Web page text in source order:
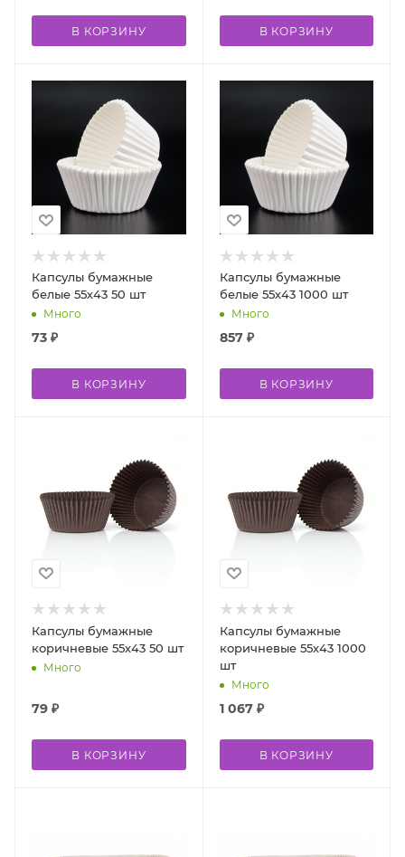
В КОРЗИНУ В КОРЗИНУ
Капсулы бумажные
белые 55х43 50 шт
Много
73 ₽
В КОРЗИНУ
Капсулы бумажные
белые 55х43 1000 шт
Много
857₽
В КОРЗИНУ
Капсулы бумажные
коричневые 55х43 50 шт
Много
79 ₽
В КОРЗИНУ
Капсулы бумажные
коричневые 55х43 1000
шт
Много
1 067₽
В КОРЗИНУ